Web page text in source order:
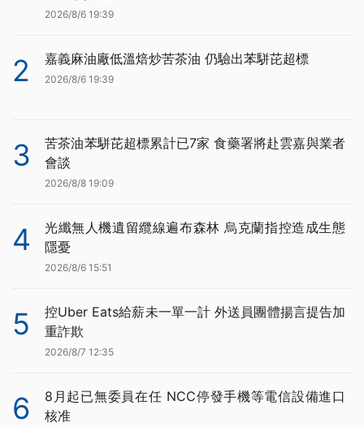
2026/8/6 19:39
2 嘉義麻油廠低溫焙炒苦茶油 仍驗出苯駢芘超標
2026/8/6 19:39
3
苦茶油苯駢芘超標累計已7家 食藥署將赴雲嘉與業者
會談
2026/8/8 19:09
4
光纖無人機遺留纜線遍布森林 烏克蘭指控造成生態
隱憂
2026/8/6 15:51
5
控Uber Eats給薪未一單一計 外送員團體揚言提告加
重詐欺
2026/8/7 12:35
6
8月起已無委員在任 NCC停發手機等電信設備進口
核准